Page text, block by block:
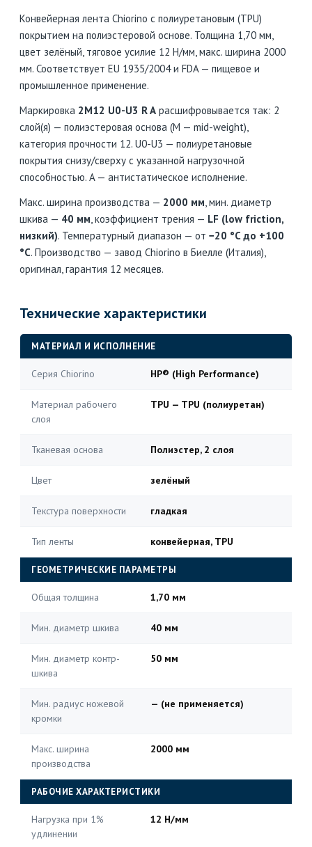
Конвейерная лента Chiorino с полиуретановым (TPU)
покрытием на полиэстеровой основе. Толщина 1,70 мм,
цвет зелёный, тяговое усилие 12 Н/мм, макс. ширина 2000
мм. Соответствует EU 1935/2004 и FDA — пищевое и
промышленное применение.
Маркировка 2M12 U0-U3 R A расшифровывается так: 2
слой(я) — полиэстеровая основа (M — mid-weight),
категория прочности 12. U0-U3 — полиуретановые
покрытия снизу/сверху с указанной нагрузочной
способностью. A — антистатическое исполнение.
Макс. ширина производства — 2000 мм, мин. диаметр
шкива — 40 мм, коэффициент трения — LF (low friction,
низкий). Температурный диапазон — от −20 °C до +100
°C. Производство — завод Chiorino в Биелле (Италия),
оригинал, гарантия 12 месяцев.
Технические характеристики
МАТЕРИАЛ И ИСПОЛНЕНИЕ
Серия Chiorino HP® (High Performance)
Материал рабочего
слоя
TPU — TPU (полиуретан)
Тканевая основа Полиэстер, 2 слоя
Цвет зелёный
Текстура поверхности гладкая
Тип ленты конвейерная, TPU
ГЕОМЕТРИЧЕСКИЕ ПАРАМЕТРЫ
Общая толщина 1,70 мм
Мин. диаметр шкива 40 мм
Мин. диаметр контр-
шкива
50 мм
Мин. радиус ножевой
кромки
— (не применяется)
Макс. ширина
производства
2000 мм
РАБОЧИЕ ХАРАКТЕРИСТИКИ
Нагрузка при 1%
удлинении
12 Н/мм